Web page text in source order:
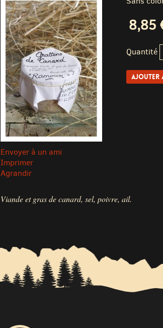
Envoyer à un ami
Imprimer
Agrandir
8,85
Quantité
Viande et gras de canard, sel, poivre, ail.